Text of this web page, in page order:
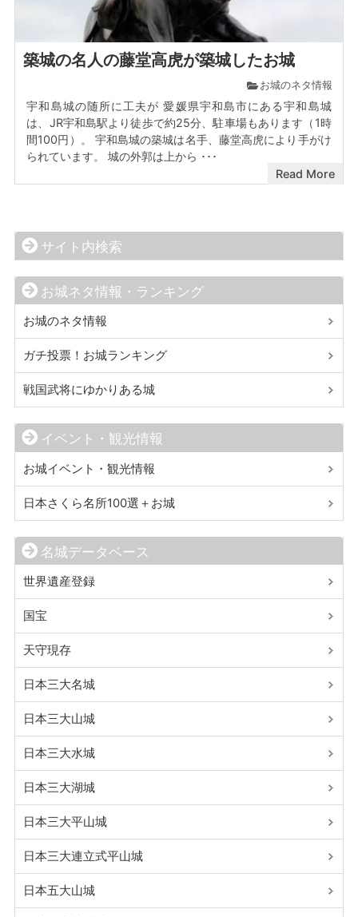
築城の名人の藤堂高虎が築城したお城
お城のネタ情報
宇和島城の随所に工夫が 愛媛県宇和島市にある宇和島城
は、JR宇和島駅より徒歩で約25分、駐車場もあります（1時
間100円）。 宇和島城の築城は名手、藤堂高虎により手がけ
られています。 城の外郭は上から ･･･
Read More
サイト内検索
お城ネタ情報・ランキング
お城のネタ情報
ガチ投票！お城ランキング
戦国武将にゆかりある城
イベント・観光情報
お城イベント・観光情報
日本さくら名所100選＋お城
名城データベース
世界遺産登録
国宝
天守現存
日本三大名城
日本三大山城
日本三大水城
日本三大湖城
日本三大平山城
日本三大連立式平山城
日本五大山城